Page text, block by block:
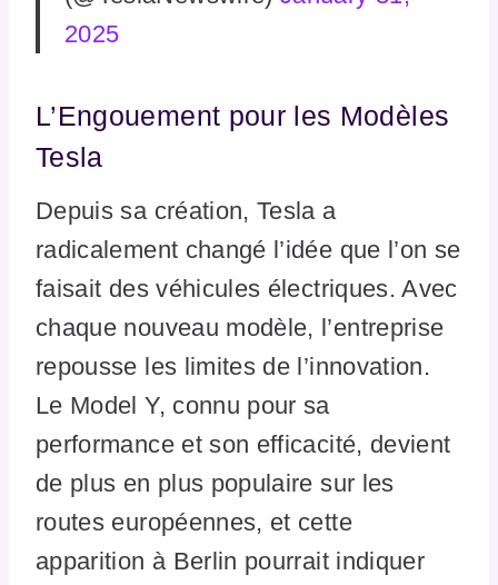
2025
L’Engouement pour les Modèles
Tesla
Depuis sa création, Tesla a
radicalement changé l’idée que l’on se
faisait des véhicules électriques. Avec
chaque nouveau modèle, l’entreprise
repousse les limites de l’innovation.
Le Model Y, connu pour sa
performance et son efficacité, devient
de plus en plus populaire sur les
routes européennes, et cette
apparition à Berlin pourrait indiquer